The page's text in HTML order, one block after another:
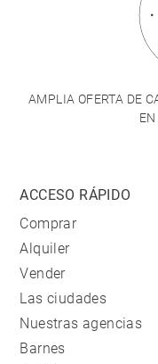
AMPLIA OFERTA DE
ACCESO RÁPIDO
Comprar
Alquiler
Vender
Las ciudades
Nuestras agencias
Barnes